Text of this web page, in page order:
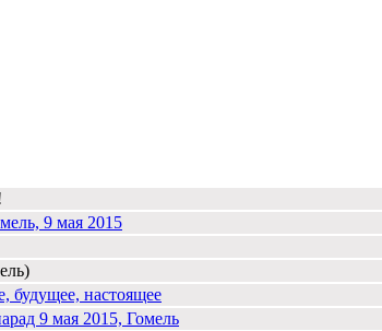
9 мая 2015
будущее, настоящее
9 мая 2015, Гомель